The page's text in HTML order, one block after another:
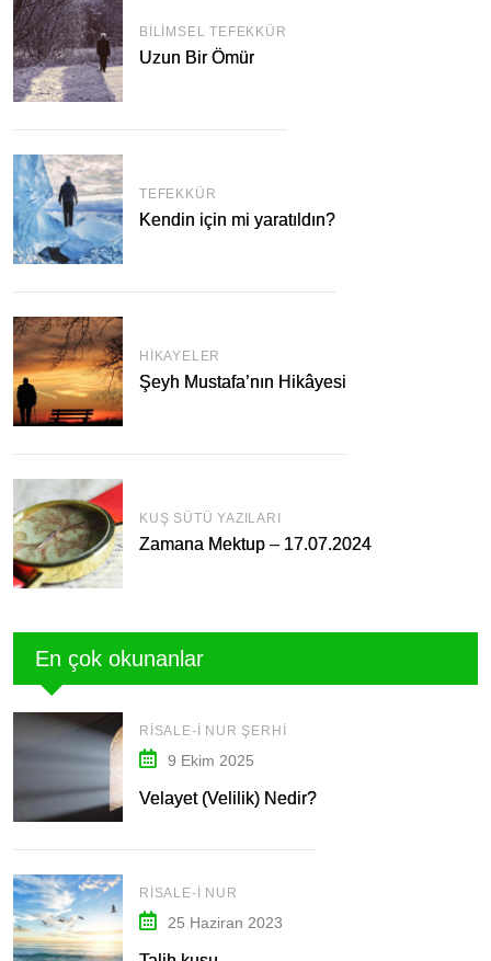
BILIMSEL TEFEKKÜR
Uzun Bir Ömür
TEFEKKÜR
Kendin için mi yaratıldın?
HIKAYELER
Şeyh Mustafa’nın Hikâyesi
KUŞ SÜTÜ YAZILARI
Zamana Mektup – 17.07.2024
En çok okunanlar
RISALE-I NUR ŞERHI
9 Ekim 2025
Velayet (Velilik) Nedir?
RISALE-I NUR
25 Haziran 2023